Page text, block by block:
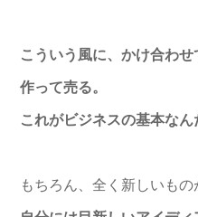
こういう風に、かけ合わ
作って売る。
これがビジネスの基本なん
もちろん、全く新しいもの